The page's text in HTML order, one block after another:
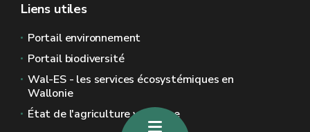
Liens utiles
Portail environnement
Portail biodiversité
Wal-ES - les services écosystémiques en
Wallonie
État de l'agriculture wallonne